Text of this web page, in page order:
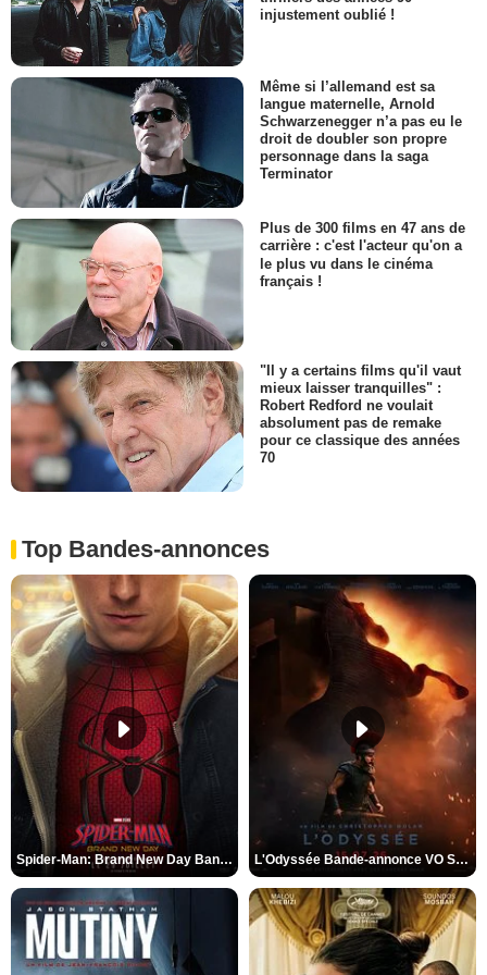
injustement oublié !
Même si l’allemand est sa
langue maternelle, Arnold
Schwarzenegger n’a pas eu le
droit de doubler son propre
personnage dans la saga
Terminator
Plus de 300 films en 47 ans de
carrière : c'est l'acteur qu'on a
le plus vu dans le cinéma
français !
"Il y a certains films qu'il vaut
mieux laisser tranquilles" :
Robert Redford ne voulait
absolument pas de remake
pour ce classique des années
70
Top Bandes-annonces
Spider-Man: Brand New Day Bande-annonce VO STFR L'Odyssée Bande-annonce VO STFR